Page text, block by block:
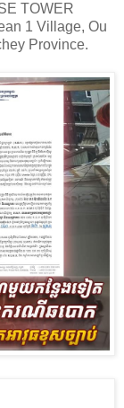
TOWER
1 Village, Ou
Province.